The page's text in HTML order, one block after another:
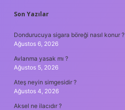
SIDEBAR
Son Yazılar
Dondurucuya sigara böreği nasıl konur ?
Ağustos 6, 2026
Avlanma yasak mı ?
Ağustos 5, 2026
Ateş neyin simgesidir ?
Ağustos 4, 2026
Aksel ne ilacıdır ?